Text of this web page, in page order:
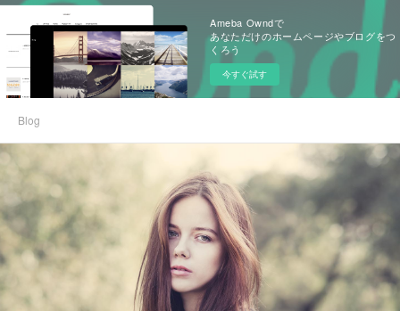
Ameba Owndで
あなただけのホームページやブログをつ
くろう
今すぐ試す
Blog